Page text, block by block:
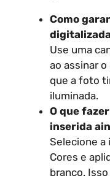
Como
Use uma
ao assinar
que a foto
iluminada.
O que
inserida
Selecione a
Cores e
branco.